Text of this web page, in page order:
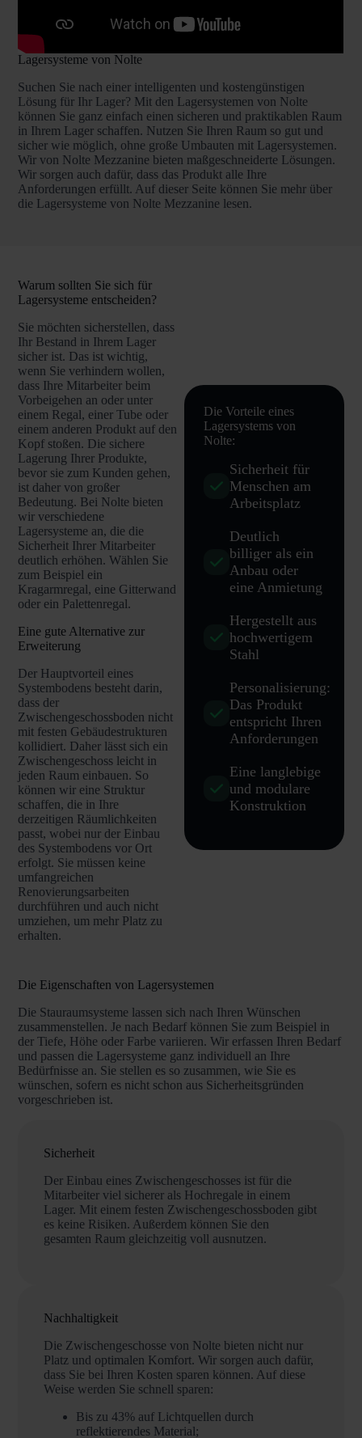
Lagersysteme von Nolte
Suchen Sie nach einer intelligenten und kostengünstigen
Lösung für Ihr Lager? Mit den Lagersystemen von Nolte
können Sie ganz einfach einen sicheren und praktikablen Raum
in Ihrem Lager schaffen. Nutzen Sie Ihren Raum so gut und
sicher wie möglich, ohne große Umbauten mit Lagersystemen.
Wir von Nolte Mezzanine bieten maßgeschneiderte Lösungen.
Wir sorgen auch dafür, dass das Produkt alle Ihre
Anforderungen erfüllt. Auf dieser Seite können Sie mehr über
die Lagersysteme von Nolte Mezzanine lesen.
Warum sollten Sie sich für
Lagersysteme entscheiden?
Sie möchten sicherstellen, dass
Ihr Bestand in Ihrem Lager
sicher ist. Das ist wichtig,
wenn Sie verhindern wollen,
dass Ihre Mitarbeiter beim
Vorbeigehen an oder unter
einem Regal, einer Tube oder
einem anderen Produkt auf den
Kopf stoßen. Die sichere
Lagerung Ihrer Produkte,
bevor sie zum Kunden gehen,
ist daher von großer
Bedeutung. Bei Nolte bieten
wir verschiedene
Lagersysteme an, die die
Sicherheit Ihrer Mitarbeiter
deutlich erhöhen. Wählen Sie
zum Beispiel ein
Kragarmregal, eine Gitterwand
oder ein Palettenregal.
Eine gute Alternative zur
Erweiterung
Der Hauptvorteil eines
Systembodens besteht darin,
dass der
Zwischengeschossboden nicht
mit festen Gebäudestrukturen
kollidiert. Daher lässt sich ein
Zwischengeschoss leicht in
jeden Raum einbauen. So
können wir eine Struktur
schaffen, die in Ihre
derzeitigen Räumlichkeiten
passt, wobei nur der Einbau
des Systembodens vor Ort
erfolgt. Sie müssen keine
umfangreichen
Renovierungsarbeiten
durchführen und auch nicht
umziehen, um mehr Platz zu
erhalten.
Die Vorteile eines
Lagersystems von
Nolte:
Sicherheit für
Menschen am
Arbeitsplatz
Deutlich
billiger als ein
Anbau oder
eine Anmietung
Hergestellt aus
hochwertigem
Stahl
Personalisierung:
Das Produkt
entspricht Ihren
Anforderungen
Eine langlebige
und modulare
Konstruktion
Die Eigenschaften von Lagersystemen
Die Stauraumsysteme lassen sich nach Ihren Wünschen
zusammenstellen. Je nach Bedarf können Sie zum Beispiel in
der Tiefe, Höhe oder Farbe variieren. Wir erfassen Ihren Bedarf
und passen die Lagersysteme ganz individuell an Ihre
Bedürfnisse an. Sie stellen es so zusammen, wie Sie es
wünschen, sofern es nicht schon aus Sicherheitsgründen
vorgeschrieben ist.
Sicherheit
Der Einbau eines Zwischengeschosses ist für die
Mitarbeiter viel sicherer als Hochregale in einem
Lager. Mit einem festen Zwischengeschossboden gibt
es keine Risiken. Außerdem können Sie den
gesamten Raum gleichzeitig voll ausnutzen.
Nachhaltigkeit
Die Zwischengeschosse von Nolte bieten nicht nur
Platz und optimalen Komfort. Wir sorgen auch dafür,
dass Sie bei Ihren Kosten sparen können. Auf diese
Weise werden Sie schnell sparen:
Bis zu 43% auf Lichtquellen durch
reflektierendes Material;